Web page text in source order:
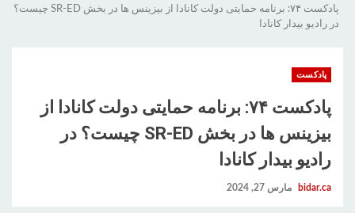
پادکست ۷۴: برنامه حمایتی دولت کانادا از بیزینس ها در بخش SR-ED چیست؟
در رادیو بیدار کانادا
پادکست
پادکست ۷۴: برنامه حمایتی دولت کانادا از
بیزینس ها در بخش SR-ED چیست؟ در
رادیو بیدار کانادا
bidar.ca مارس 27, 2024